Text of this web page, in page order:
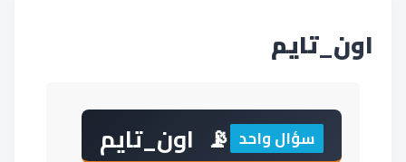
اون_تايم
اون_تايم سؤال واحد